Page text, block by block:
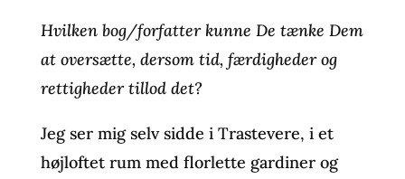
Hvilken bog/forfatter kunne De tænke Dem
at oversætte, dersom tid, færdigheder og
rettigheder tillod det?
Jeg ser mig selv sidde i Trastevere, i et
højloftet rum med florlette gardiner og